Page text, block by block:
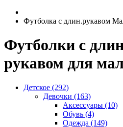
Футболка с длин.рукавом
Футболки с
рукавом для
Детское (292)
Девочки (163)
Аксессуары (10)
Обувь (4)
Одежда (149)